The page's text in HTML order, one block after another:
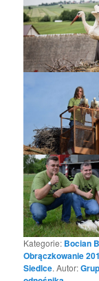
Kategorie: Bocian
Obrączkowanie
Siedlce. Autor: